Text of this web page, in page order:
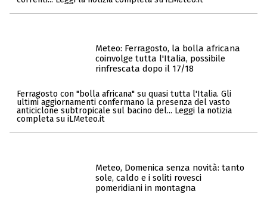
Meteo: Ferragosto, la bolla africana
coinvolge tutta l'Italia, possibile
rinfrescata dopo il 17/18
Ferragosto con "bolla africana" su quasi tutta l'Italia. Gli
ultimi aggiornamenti confermano la presenza del vasto
anticiclone subtropicale sul bacino del... Leggi la notizia
completa su iLMeteo.it
Meteo, Domenica senza novità: tanto
sole, caldo e i soliti rovesci
pomeridiani in montagna